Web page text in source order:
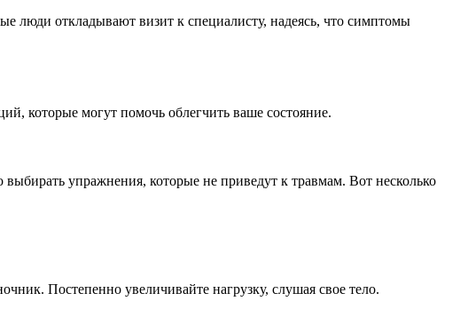
люди откладывают визит к специалисту, надеясь, что симптомы
которые могут помочь облегчить ваше состояние.
упражнения, которые не приведут к травмам. Вот несколько
Постепенно увеличивайте нагрузку, слушая свое тело.